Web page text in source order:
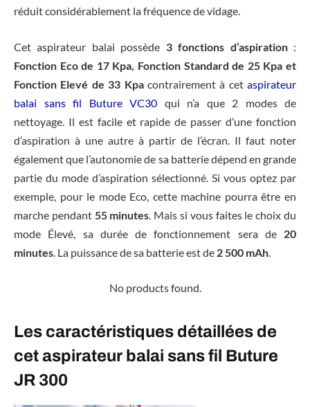
réduit considérablement la fréquence de vidage.
Cet aspirateur balai possède 3 fonctions d’aspiration:
Fonction Eco de 17 Kpa, Fonction Standard de 25 Kpa et
Fonction Elevé de 33 Kpa contrairement à cet aspirateur
balai sans fil Buture VC30 qui n’a que 2 modes de
nettoyage. Il est facile et rapide de passer d’une fonction
d’aspiration à une autre à partir de l’écran. Il faut noter
également que l’autonomie de sa batterie dépend en grande
partie du mode d’aspiration sélectionné. Si vous optez par
exemple, pour le mode Eco, cette machine pourra être en
marche pendant 55 minutes. Mais si vous faites le choix du
mode Élevé, sa durée de fonctionnement sera de 20
minutes. La puissance de sa batterie est de 2 500 mAh.
No products found.
Les caractéristiques détaillées de
cet aspirateur balai sans fil Buture
JR 300